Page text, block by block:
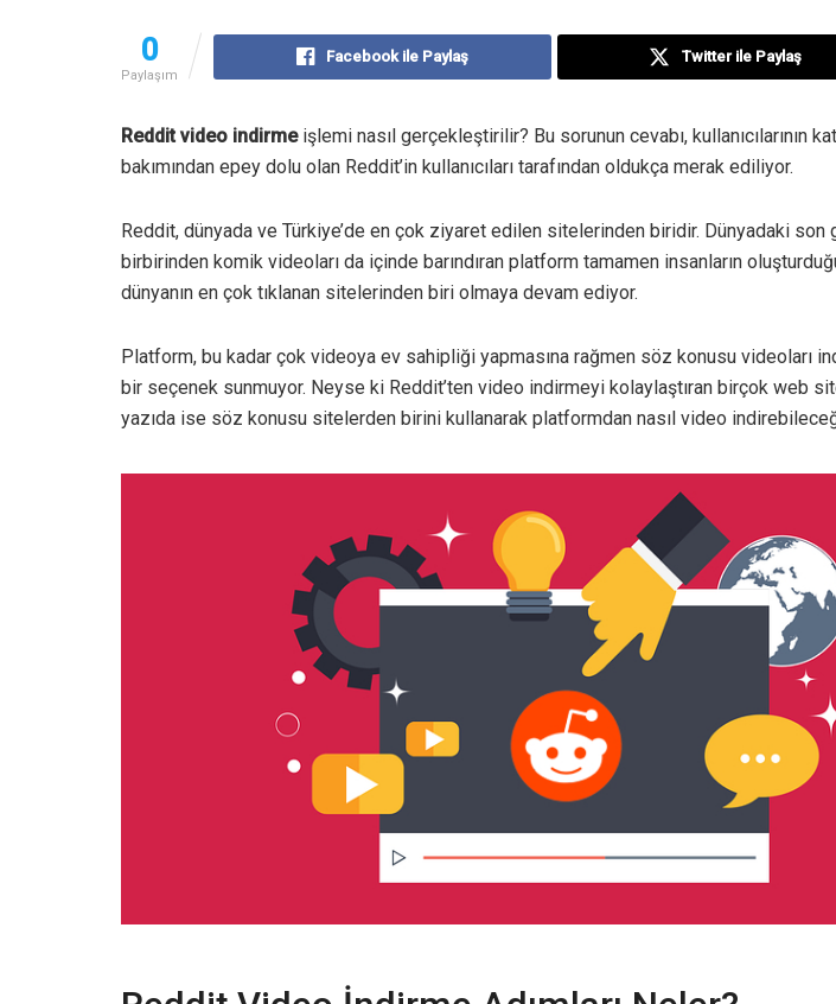
0
Paylaşım
Facebook ile Paylaş Twitter ile Paylaş
Reddit video indirmeişlemi nasıl gerçekleştirilir? Bu sorunun cevabı, kullanıcılarının
bakımından epey dolu olan Reddit’in kullanıcıları tarafından oldukça merak ediliyor.
Reddit, dünyada ve Türkiye’de en çok ziyaret edilen sitelerinden biridir. Dünyadaki son
birbirinden komik videoları da içinde barındıran platform tamamen insanların
dünyanın en çok tıklanan sitelerinden biri olmaya devam ediyor.
Platform, bu kadar çok videoya ev sahipliği yapmasına rağmen söz konusu videoları
bir seçenek sunmuyor. Neyse ki Reddit’ten video indirmeyi kolaylaştıran birçok web
yazıda ise söz konusu sitelerden birini kullanarak platformdan nasıl video